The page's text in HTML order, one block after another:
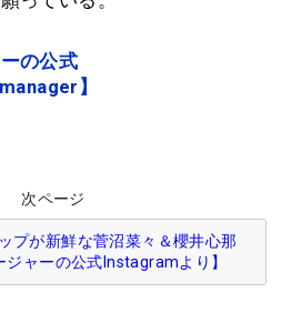
の公式
】
次ページ
プが新鮮な菅沼菜々＆櫻井心那
ジャーの公式Instagramより】